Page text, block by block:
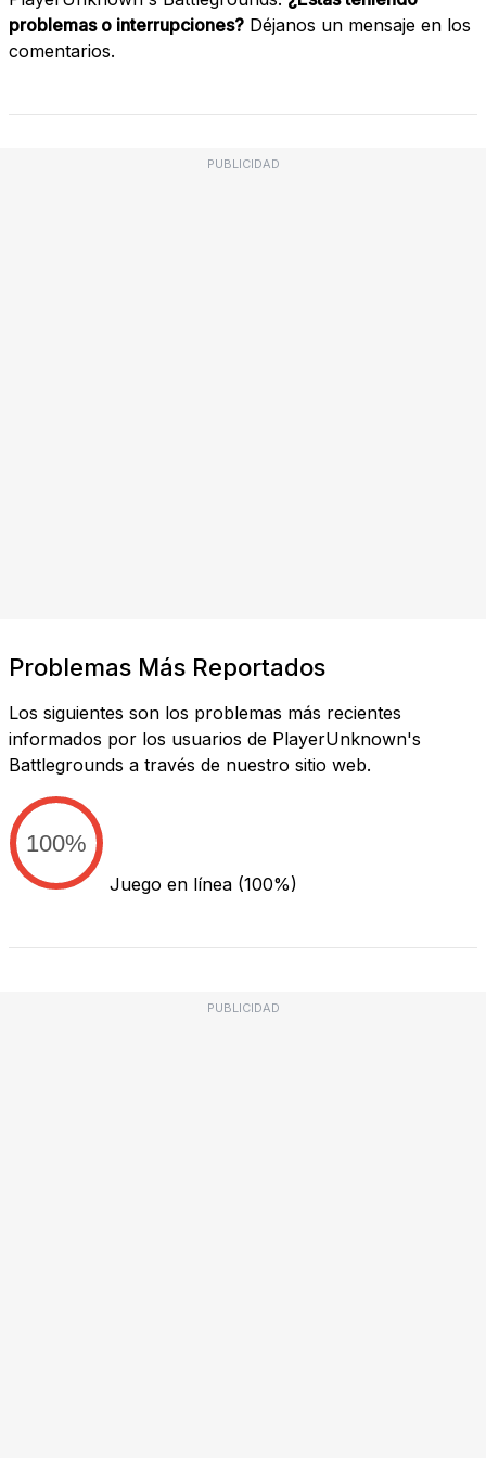
problemas o interrupciones? Déjanos un mensaje en los
comentarios.
PUBLICIDAD
Problemas Más Reportados
Los siguientes son los problemas más recientes
informados por los usuarios de PlayerUnknown's
Battlegrounds a través de nuestro sitio web.
100%
Juego en línea (100%)
PUBLICIDAD